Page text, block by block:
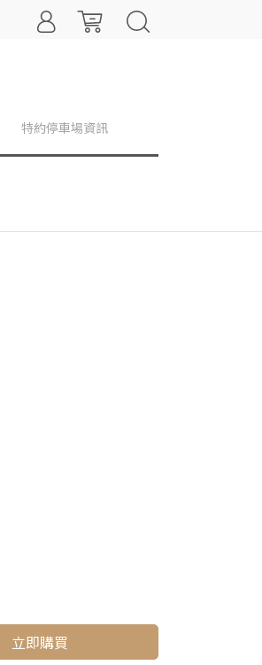
特約停車場資訊
立即購買